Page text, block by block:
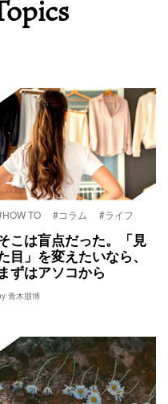
TO #コラム #ライフ
こは盲点だった。「見
目」を変えたいなら、
まずはアソコから
青木朋博